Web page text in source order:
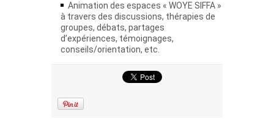
Animation des espaces « WOYE SIFFA »
à travers des discussions, thérapies de
groupes, débats, partages
d’expériences, témoignages,
conseils/orientation, etc.